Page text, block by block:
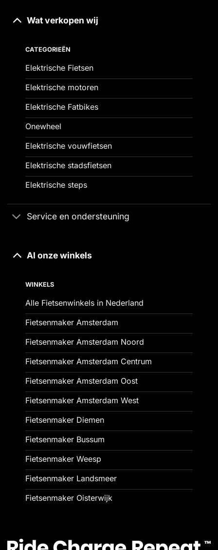
Wat verkopen wij
CATEGORIEËN
Elektrische Fietsen
Elektrische motoren
Elektrische Fatbikes
Onewheel
Elektrische vouwfietsen
Elektrische stadsfietsen
Elektrische steps
Service en ondersteuning
Al onze winkels
WINKELS
Alle Fietsenwinkels in Nederland
Fietsenmaker Amsterdam
Fietsenmaker Amsterdam Noord
Fietsenmaker Amsterdam Centrum
Fietsenmaker Amsterdam Oost
Fietsenmaker Amsterdam West
Fietsenmaker Diemen
Fietsenmaker Bussum
Fietsenmaker Weesp
Fietsenmaker Landsmeer
Fietsenmaker Oisterwijk